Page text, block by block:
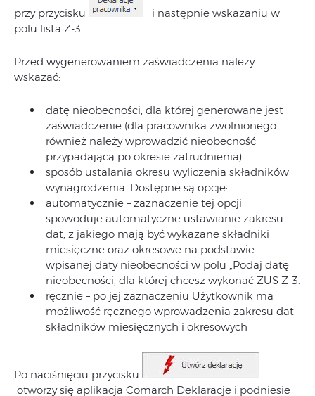
przy przycisku
i następnie wskazaniu w
polu lista Z-3.
Przed wygenerowaniem zaświadczenia należy
wskazać:
datę nieobecności, dla której generowane jest
zaświadczenie (dla pracownika zwolnionego
również należy wprowadzić nieobecność
przypadającą po okresie zatrudnienia)
sposób ustalania okresu wyliczenia składników
wynagrodzenia. Dostępne są opcje:.
automatycznie – zaznaczenie tej opcji
spowoduje automatyczne ustawianie zakresu
dat, z jakiego mają być wykazane składniki
miesięczne oraz okresowe na podstawie
wpisanej daty nieobecności w polu „Podaj datę
nieobecności, dla której chcesz wykonać ZUS Z-3.
ręcznie – po jej zaznaczeniu Użytkownik ma
możliwość ręcznego wprowadzenia zakresu dat
składników miesięcznych i okresowych
Po naciśnięciu przycisku
otworzy się aplikacja Comarch Deklaracje i podniesie